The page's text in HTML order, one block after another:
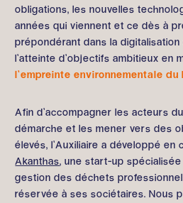
obligations, les nouvelles
années qui viennent et ce dès à
prépondérant dans la
l’atteinte d’objectifs ambitieux en
l’empreinte environnementale du
Afin d’accompagner les acteurs
démarche et les mener vers des
élevés, l’Auxiliaire a développé en
Akanthas, une start-up
gestion des déchets
réservée à ses sociétaires. Nous